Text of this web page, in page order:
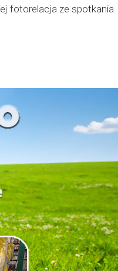
fotorelacja ze spotkania